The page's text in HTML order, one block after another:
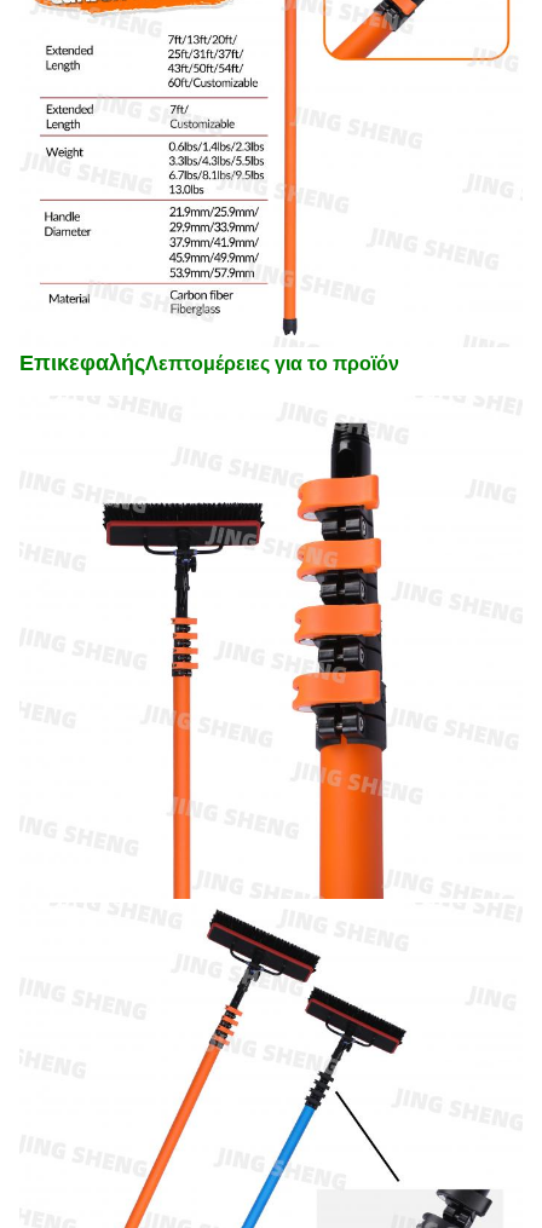
ΕπικεφαλήςΛεπτομέρειες για το προϊόν